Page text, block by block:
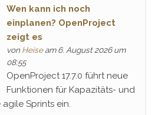
Wen kann ich noch
einplanen? OpenProject
zeigt es
von Heiseam 6. August 2026 um
08:55
OpenProject 17.7.0 führt neue
Funktionen für Kapazitäts- und
Sprints ein.